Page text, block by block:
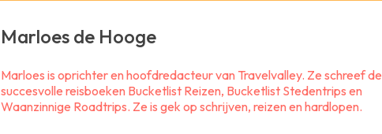
Marloes de Hooge
Marloes is oprichter en hoofdredacteur van Travelvalley. Ze schreef de
succesvolle reisboeken Bucketlist Reizen, Bucketlist Stedentrips en
Waanzinnige Roadtrips. Ze is gek op schrijven, reizen en hardlopen.